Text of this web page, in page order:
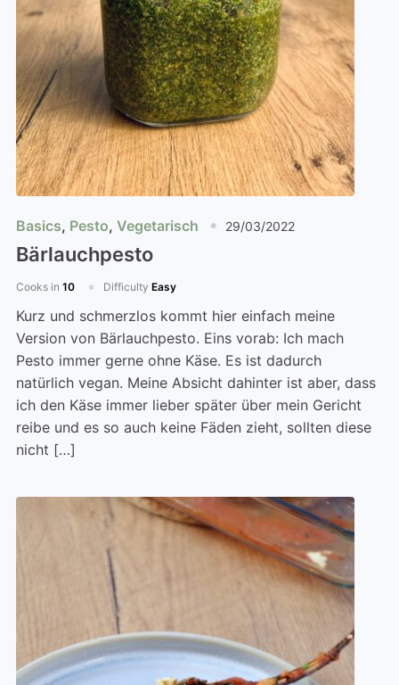
Basics, Pesto, Vegetarisch 29/03/2022
Bärlauchpesto
Cooks in 10 Difficulty Easy
Kurz und schmerzlos kommt hier einfach meine
Version von Bärlauchpesto. Eins vorab: Ich mach
Pesto immer gerne ohne Käse. Es ist dadurch
natürlich vegan. Meine Absicht dahinter ist aber, dass
ich den Käse immer lieber später über mein Gericht
reibe und es so auch keine Fäden zieht, sollten diese
nicht […]